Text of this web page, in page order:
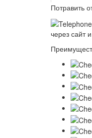
Потравить
через сайт и